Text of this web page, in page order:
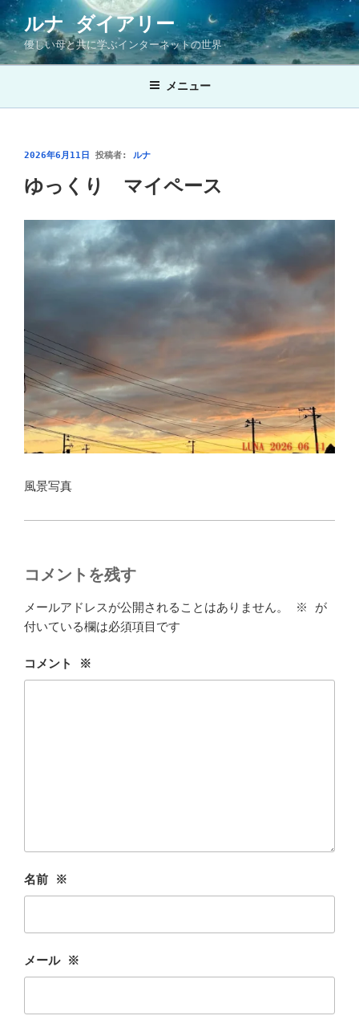
コ
ン
テ
ン
へ
ルナ ダイアリー
優しい母と共に学ぶインターネットの世界
メニュー
投
日:
2026年6月11日 投稿者: ルナ
ゆっくり マイペース
風景写真
コメントを残す
メールアドレスが公開されることはありません。 ※
が
付いている欄は必須項目です
コメント ※
名前 ※
メール ※